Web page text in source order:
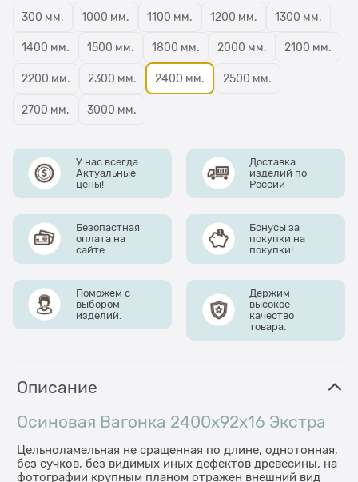
300 мм. 1000 мм. 1100 мм. 1200 мм. 1300 мм.
1400 мм. 1500 мм. 1800 мм. 2000 мм. 2100 мм.
2200 мм. 2300 мм. 2400 мм. 2500 мм.
2700 мм. 3000 мм.
У нас всегда
Актуальные
цены!
Доставка
изделий по
России
Безопастная
оплата на
сайте
Бонусы за
покупки на
покупки!
Поможем с
выбором
изделий.
Держим
высокое
качество
товара.
Описание
Осиновая Вагонка 2400x92x16 Экстра
Цельноламельная не сращенная по длине, однотонная,
без сучков, без видимых иных дефектов древесины, на
фотографии крупным планом отражен внешний вид